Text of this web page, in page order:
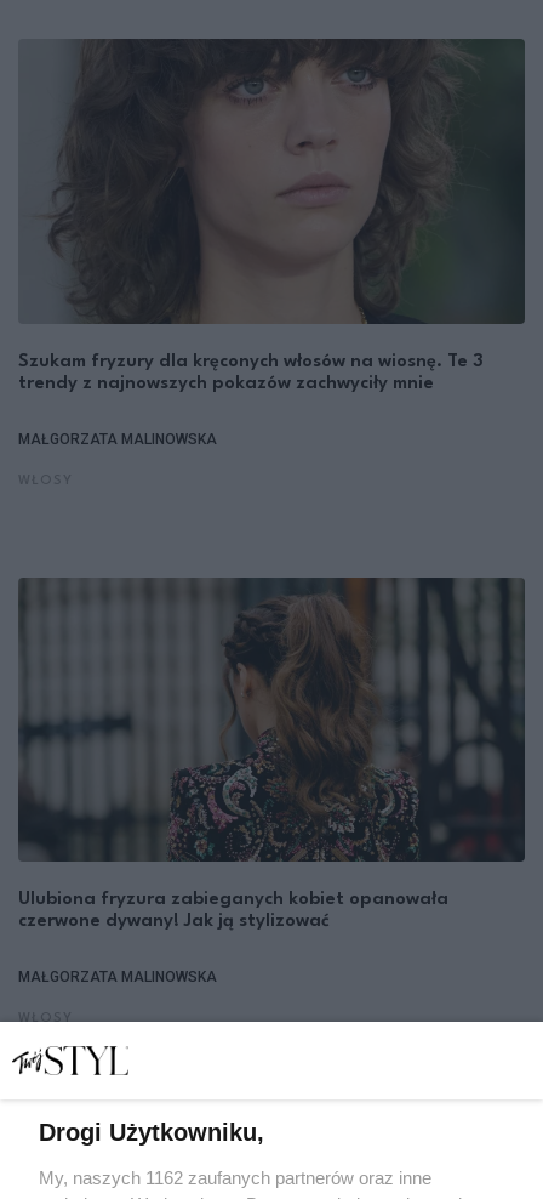
Szukam fryzury dla kręconych włosów na wiosnę. Te 3
trendy z najnowszych pokazów zachwyciły mnie
MAŁGORZATA MALINOWSKA
Ulubiona fryzura zabieganych kobiet opanowała
czerwone dywany! Jak ją stylizować
MAŁGORZATA MALINOWSKA
WŁOSY
1 2 3 4
Drogi Użytkowniku,
My, naszych 1162 zaufanych partnerów oraz inne